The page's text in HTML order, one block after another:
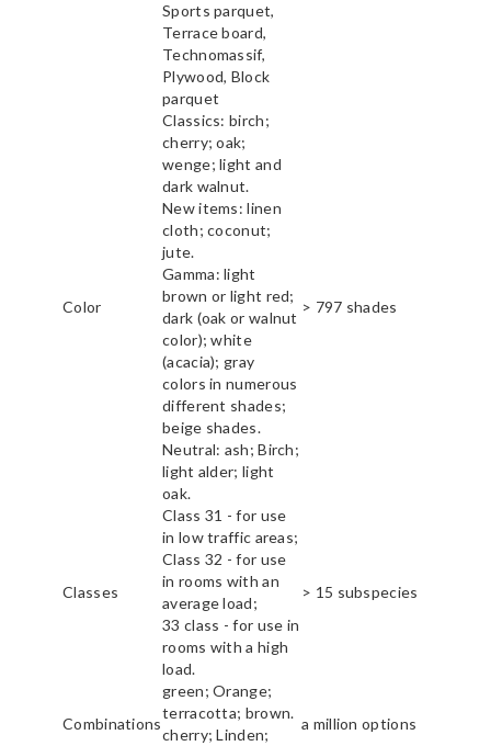
Sports parquet,
Terrace board,
Technomassif,
Plywood, Block
parquet
Color
Classics: birch;
cherry; oak;
wenge; light and
dark walnut.
New items: linen
cloth; coconut;
jute.
Gamma: light
brown or light red;
dark (oak or walnut
color); white
(acacia); gray
colors in numerous
different shades;
beige shades.
Neutral: ash; Birch;
light alder; light
oak.
> 797 shades
Classes
Class 31 - for use
in low traffic areas;
Class 32 - for use
in rooms with an
average load;
33 class - for use in
rooms with a high
load.
> 15 subspecies
Combinations
green; Orange;
terracotta; brown.
cherry; Linden;
a million options